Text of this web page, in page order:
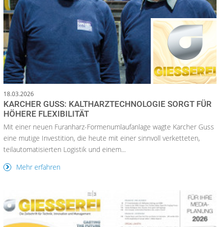
18.03.2026
KARCHER GUSS: KALTHARZTECHNOLOGIE SORGT FÜR
HÖHERE FLEXIBILITÄT
Mit einer neuen Furanharz-Formenumlaufanlage wagte Karcher Guss
eine mutige Investition, die heute mit einer sinnvoll verketteten,
teilautomatisierten Logistik und einem...
Mehr erfahren